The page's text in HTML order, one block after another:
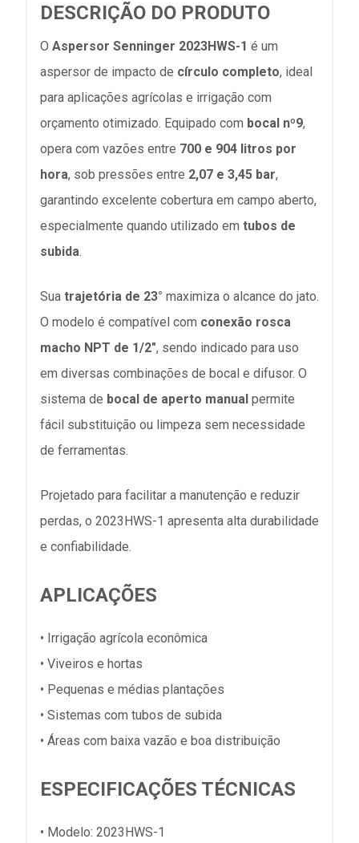
DESCRIÇÃO DO PRODUTO
O Aspersor Senninger 2023HWS-1 é um
aspersor de impacto de círculo completo, ideal
para aplicações agrícolas e irrigação com
orçamento otimizado. Equipado com bocal nº9,
opera com vazões entre 700 e 904 litros por
hora, sob pressões entre 2,07 e 3,45 bar,
garantindo excelente cobertura em campo aberto,
especialmente quando utilizado em tubos de
subida
Sua trajetória de 23° maximiza o alcance do jato.
O modelo é compatível com conexão rosca
macho NPT de 1/2", sendo indicado para uso
em diversas combinações de bocal e difusor. O
sistema de bocal de aperto manual permite
fácil substituição ou limpeza sem necessidade
de ferramentas.
Projetado para facilitar a manutenção e reduzir
perdas, o 2023HWS-1 apresenta alta durabilidade
e confiabilidade.
APLICAÇÕES
• Irrigação agrícola econômica
• Viveiros e hortas
• Pequenas e médias plantações
• Sistemas com tubos de subida
• Áreas com baixa vazão e boa distribuição
ESPECIFICAÇÕES TÉCNICAS
• Modelo: 2023HWS-1